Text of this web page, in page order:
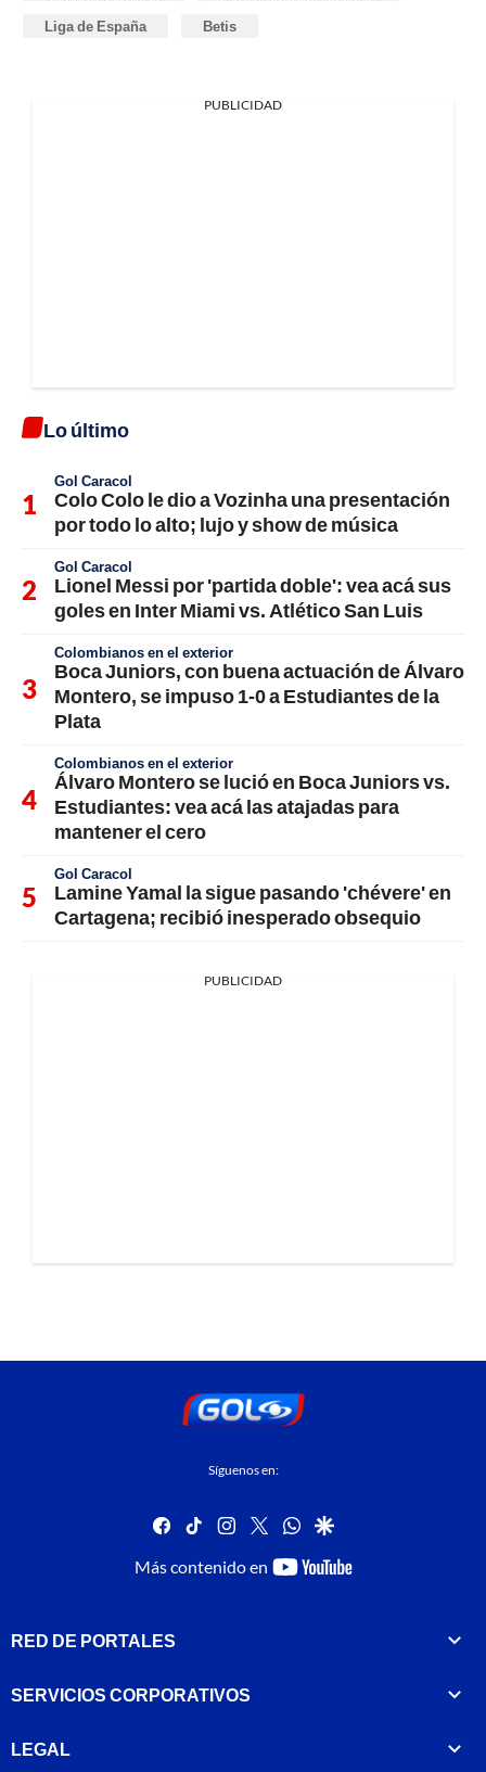
Liga de España Betis
PUBLICIDAD
Lo último
Gol Caracol
Colo Colo le dio a Vozinha una presentación
por todo lo alto; lujo y show de música
Gol Caracol
Lionel Messi por 'partida doble': vea acá sus
goles en Inter Miami vs. Atlético San Luis
Colombianos en el exterior
Boca Juniors, con buena actuación de Álvaro
Montero, se impuso 1-0 a Estudiantes de la
Plata
Colombianos en el exterior
Álvaro Montero se lució en Boca Juniors vs.
Estudiantes: vea acá las atajadas para
mantener el cero
Gol Caracol
Lamine Yamal la sigue pasando 'chévere' en
Cartagena; recibió inesperado obsequio
PUBLICIDAD
Síguenos en:
facebook
tiktok instagram
twitterwhatsapp
google
Más contenido en
youtube-
RED DE PORTALES
SERVICIOS CORPORATIVOS
LEGAL